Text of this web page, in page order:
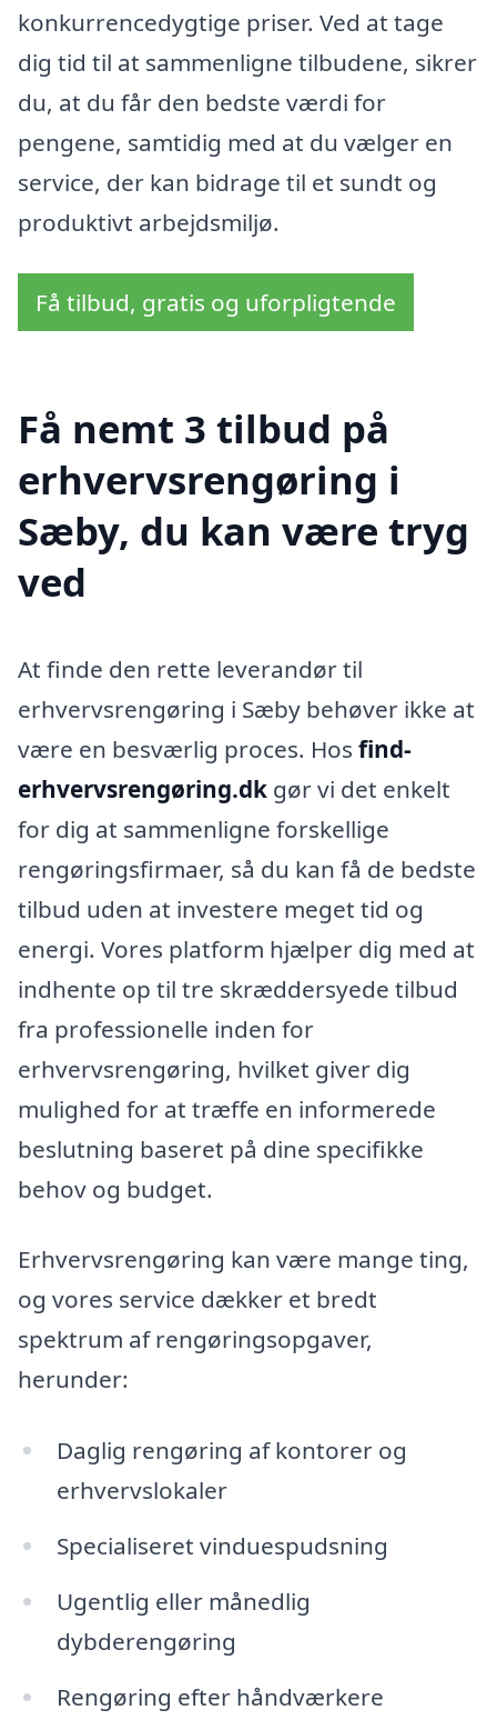
konkurrencedygtige priser. Ved at tage
dig tid til at sammenligne tilbudene, sikrer
du, at du får den bedste værdi for
pengene, samtidig med at du vælger en
service, der kan bidrage til et sundt og
produktivt arbejdsmiljø.
Få tilbud, gratis og uforpligtende
Få nemt 3 tilbud på
erhvervsrengøring i
Sæby, du kan være tryg
ved
At finde den rette leverandør til
erhvervsrengøring i Sæby behøver ikke at
være en besværlig proces. Hos find-
erhvervsrengøring.dk gør vi det enkelt
for dig at sammenligne forskellige
rengøringsfirmaer, så du kan få de bedste
tilbud uden at investere meget tid og
energi. Vores platform hjælper dig med at
indhente op til tre skræddersyede tilbud
fra professionelle inden for
erhvervsrengøring, hvilket giver dig
mulighed for at træffe en informerede
beslutning baseret på dine specifikke
behov og budget.
Erhvervsrengøring kan være mange ting,
og vores service dækker et bredt
spektrum af rengøringsopgaver,
herunder:
Daglig rengøring af kontorer og
erhvervslokaler
Specialiseret vinduespudsning
Ugentlig eller månedlig
dybderengøring
Rengøring efter håndværkere